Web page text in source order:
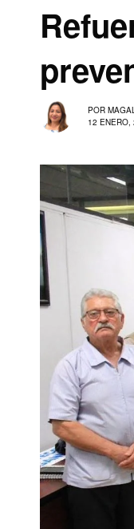
POR
12 ENERO,